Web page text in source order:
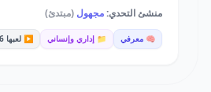
منشئ التحدي:مجهول (مبتدئ)
🧠 معرفي 📁 إداري وإنساني ▶️ لعبها 2,136